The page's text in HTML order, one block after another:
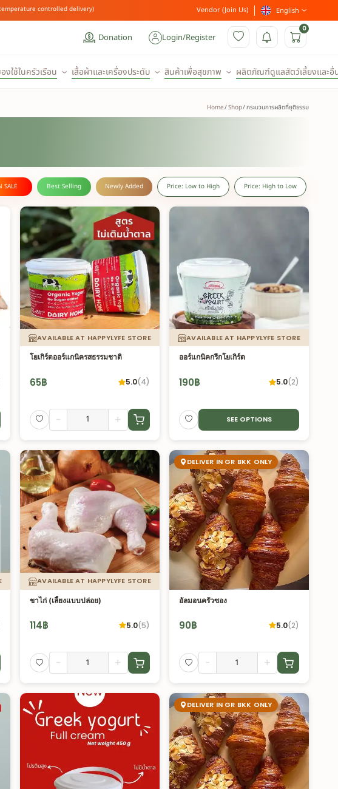
controlled delivery) Vendor (Join Us) English
Donation Login/Register
0
งใช้ในครัวเรือน เสื้อผ้าและเครื่องประดับ สินค้าเพื่อสุขภาพ ผลิตภัณฑ์ดูแลสัตว์เลี้ยงและอื่
Home Shop กระบวนการผลิตที่ยุติธรรม
SALE Best Selling Newly Added Price: Low to High Price: High to Low
AVAILABLE AT HAPPYLYFE STORE
โยเกิร์ตออร์แกนิครสธรรมชาติ
65฿ 5.0(4)
- +
AVAILABLE AT HAPPYLYFE STORE
ออร์แกนิคกรีกโยเกิร์ต
190฿ 5.0(2)
SEE OPTIONS
AVAILABLE AT HAPPYLYFE STORE
ขาไก่ (เลี้ยงแบบปล่อย)
114฿ 5.0(5)
- +
DELIVER IN GR BKK ONLY
อัลมอนครัวซอง
90฿ 5.0(2)
- +
DELIVER IN GR BKK ONLY